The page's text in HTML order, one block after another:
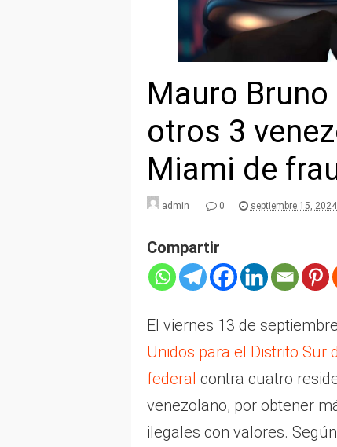
Mauro
otros 3
Miami de
admin 0 septiembre 15,
Compartir
El viernes 13 de
Unidos para el Distrito Sur
federal contra cuatro
venezolano, por obtener
ilegales con valores.